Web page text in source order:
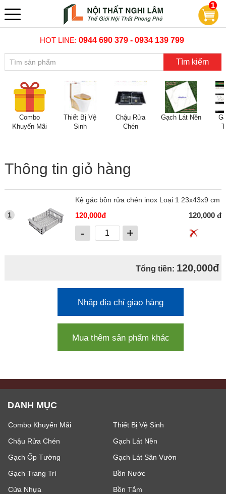
1
HOT LINE:0944 690 379 - 0934 139 799
Tìm kiếm
Combo
Khuyến Mãi
Thiết Bị Vệ
Sinh
Chậu Rửa
Chén
Gạch Lát Nền
Thông tin giỏ hàng
1
Kệ gác bồn rửa chén inox Loại 1 23x43x9 cm
120,000đ
- +
120,000 đ
Tổng tiền: 120,000đ
Nhập địa chỉ giao hàng
Mua thêm sản phẩm khác
DANH MỤC
Combo Khuyến Mãi
Thiết Bị Vệ Sinh
Chậu Rửa Chén
Gạch Lát Nền
Gạch Ốp Tường
Gạch Lát Sân Vườn
Gạch Trang Trí
Bồn Nước
Cửa Nhựa
Bồn Tắm